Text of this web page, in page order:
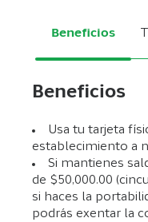
Beneficios
Beneficios
Usa tu tarjeta
establecimiento a
Si mantienes
de $50,000.00
si haces la
podrás exentar la